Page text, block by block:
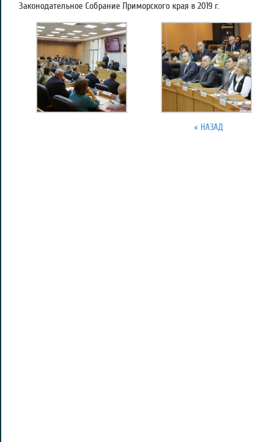
Законодательное Собрание Приморского края в 2019 г.
« НАЗАД